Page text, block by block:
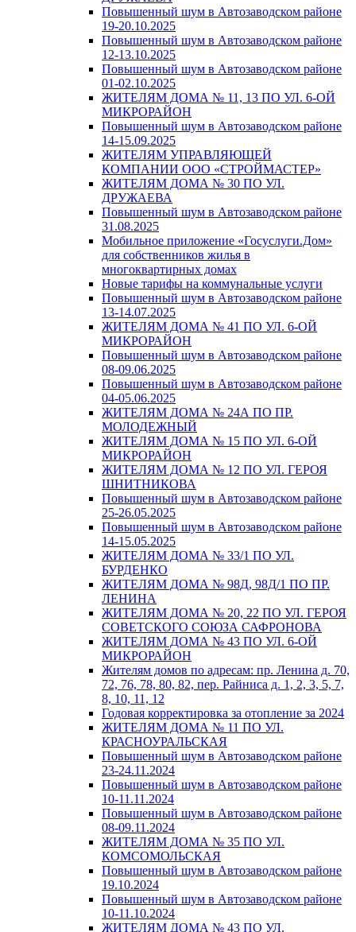
Повышенный шум в Автозаводском районе
19-20.10.2025
Повышенный шум в Автозаводском районе
12-13.10.2025
Повышенный шум в Автозаводском районе
01-02.10.2025
ЖИТЕЛЯМ ДОМА № 11, 13 ПО УЛ. 6-ОЙ
МИКРОРАЙОН
Повышенный шум в Автозаводском районе
14-15.09.2025
ЖИТЕЛЯМ УПРАВЛЯЮЩЕЙ
КОМПАНИИ ООО «СТРОЙМАСТЕР»
ЖИТЕЛЯМ ДОМА № 30 ПО УЛ.
ДРУЖАЕВА
Повышенный шум в Автозаводском районе
31.08.2025
Мобильное приложение «Госуслуги.Дом»
для собственников жилья в
многоквартирных домах
Новые тарифы на коммунальные услуги
Повышенный шум в Автозаводском районе
13-14.07.2025
ЖИТЕЛЯМ ДОМА № 41 ПО УЛ. 6-ОЙ
МИКРОРАЙОН
Повышенный шум в Автозаводском районе
08-09.06.2025
Повышенный шум в Автозаводском районе
04-05.06.2025
ЖИТЕЛЯМ ДОМА № 24А ПО ПР.
МОЛОДЕЖНЫЙ
ЖИТЕЛЯМ ДОМА № 15 ПО УЛ. 6-ОЙ
МИКРОРАЙОН
ЖИТЕЛЯМ ДОМА № 12 ПО УЛ. ГЕРОЯ
ШНИТНИКОВА
Повышенный шум в Автозаводском районе
25-26.05.2025
Повышенный шум в Автозаводском районе
14-15.05.2025
ЖИТЕЛЯМ ДОМА № 33/1 ПО УЛ.
БУРДЕНКО
ЖИТЕЛЯМ ДОМА № 98Д, 98Д/1 ПО ПР.
ЛЕНИНА
ЖИТЕЛЯМ ДОМА № 20, 22 ПО УЛ. ГЕРОЯ
СОВЕТСКОГО СОЮЗА САФРОНОВА
ЖИТЕЛЯМ ДОМА № 43 ПО УЛ. 6-ОЙ
МИКРОРАЙОН
Жителям домов по адресам: пр. Ленина д. 70,
72, 76, 78, 80, 82, пер. Райниса д. 1, 2, 3, 5, 7,
8, 10, 11, 12
Годовая корректировка за отопление за 2024
ЖИТЕЛЯМ ДОМА № 11 ПО УЛ.
КРАСНОУРАЛЬСКАЯ
Повышенный шум в Автозаводском районе
23-24.11.2024
Повышенный шум в Автозаводском районе
10-11.11.2024
Повышенный шум в Автозаводском районе
08-09.11.2024
ЖИТЕЛЯМ ДОМА № 35 ПО УЛ.
КОМСОМОЛЬСКАЯ
Повышенный шум в Автозаводском районе
19.10.2024
Повышенный шум в Автозаводском районе
10-11.10.2024
ЖИТЕЛЯМ ДОМА № 43 ПО УЛ.